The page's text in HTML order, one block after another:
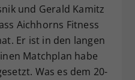
und Gerald Kamitz
Aichhorns Fitness
Er ist in den langen
Matchplan habe
Was es dem 20-